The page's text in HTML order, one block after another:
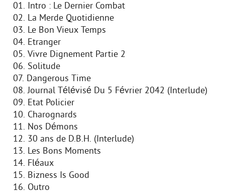
01. Intro : Le Dernier Combat
02. La Merde Quotidienne
03. Le Bon Vieux Temps
04. Etranger
05. Vivre Dignement Partie 2
06. Solitude
07. Dangerous Time
08. Journal Télévisé Du 5 Février 2042 (Interlude)
09. Etat Policier
10. Charognards
11. Nos Démons
12. 30 ans de D.B.H. (Interlude)
13. Les Bons Moments
14. Fléaux
15. Bizness Is Good
16. Outro